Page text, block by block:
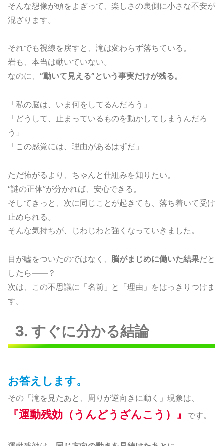
そんな想像が頭をよぎって、楽しさの裏側に小さな不安が
混ざります。
それでも視線を戻すと、滝は変わらず落ちている。
岩も、本当は動いていない。
なのに、 “動いて見える”という事実だけが残る。
「私の脳は、いま何をしてるんだろう」
「どうして、止まっているものを動かしてしまうんだろ
う」
「この感覚には、理由があるはずだ」
ただ怖がるより、ちゃんと仕組みを知りたい。
“謎の正体”が分かれば、安心できる。
そしてきっと、次に同じことが起きても、落ち着いて受け
止められる。
そんな気持ちが、じわじわと強くなっていきました。
目が嘘をついたのではなく、 脳がまじめに働いた結果だと
したら――？
次は、この不思議に「名前」と「理由」をはっきりつけま
す。
3. すぐに分かる結論
お答えします。
その「滝を見たあと、周りが逆向きに動く」現象は、
『運動残効（うんどうざんこう）』 です。